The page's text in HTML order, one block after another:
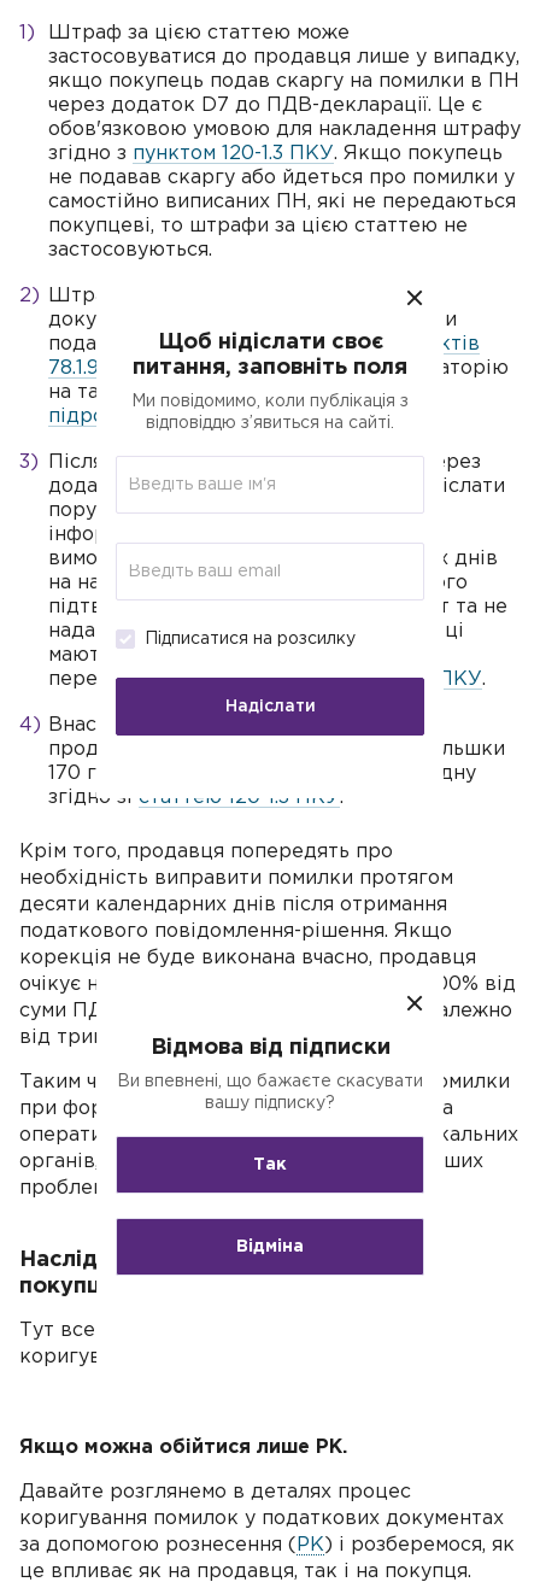
Штраф за цією статтею може
застосовуватися до продавця лише у випадку,
якщо покупець подав скаргу на помилки в ПН
через додаток D7 до ПДВ-декларації. Це є
обов'язковою умовою для накладення штрафу
згідно з пунктом 120-1.3 ПКУ. Якщо покупець
не подавав скаргу або йдеться про помилки у
самостійно виписаних ПН, які не передаються
покупцеві, то штрафи за цією статтею не
застосовуються.
Штраф застосовується лише після
документальної позапланової перевірки
податковими органами на підставі
пунктів
78.1.9 ПКУ . У цьому випадку немає мораторію
на такі перевірки (див.
пункт 69.351
підрозділу 10 розділу XX ПКУ).
Після отримання скарги від покупця через
додаток D7, податківці зобов'язані надіслати
порушнику письмовий запит із запитом
інформації про скаргу, ґрунтуючись на
вимогах ПКУ. Порушник має 15 робочих днів
на надання пояснень та документального
підтвердження. Якщо він ігнорує запит та не
надає необхідних документів, податківці
мають право провести документальну
перевірку відповідно допункту 78.1.9 ПКУ.
Внаслідок документальної перевірки
продавця можуть чекати штрафи завбільшки
170 гривень за кожну податкову накладну
згідно зі статтею 120-1.3 ПКУ .
Крім того, продавця попередять про
необхідність виправити помилки протягом
десяти календарних днів після отримання
податкового повідомлення-рішення. Якщо
корекція не буде виконана вчасно, продавця
очікує на додатковий штраф від 10% до 100% від
суми ПДВ, що фігурує у помилковій ПН, залежно
від тривалості прострочення.
Таким чином, важливо бути уважним до помилки
при формуванні податкових документів та
оперативно реагувати на зауваження фіскальних
органів, щоб уникнути штрафів та подальших
проблем.
Наслідки виправлення помилок для
покупця та продавця
Тут все залежатиме від того, що і як
коригуватимемо.
Якщо можна обійтися лише РК.
Давайте розглянемо в деталях процес
коригування помилок у податкових документах
за допомогою рознесення ( РК ) і розберемося, як
це впливає як на продавця, так і на покупця.
Щоб нідіслати своє
питання, заповніть поля
Ми повідомимо, коли публікація з
відповіддю з’явиться на сайті.
Підписатися на розсилку
Надіслати
Відмова від підписки
Ви впевнені, що бажаєте скасувати
вашу підписку?
Так
Відміна